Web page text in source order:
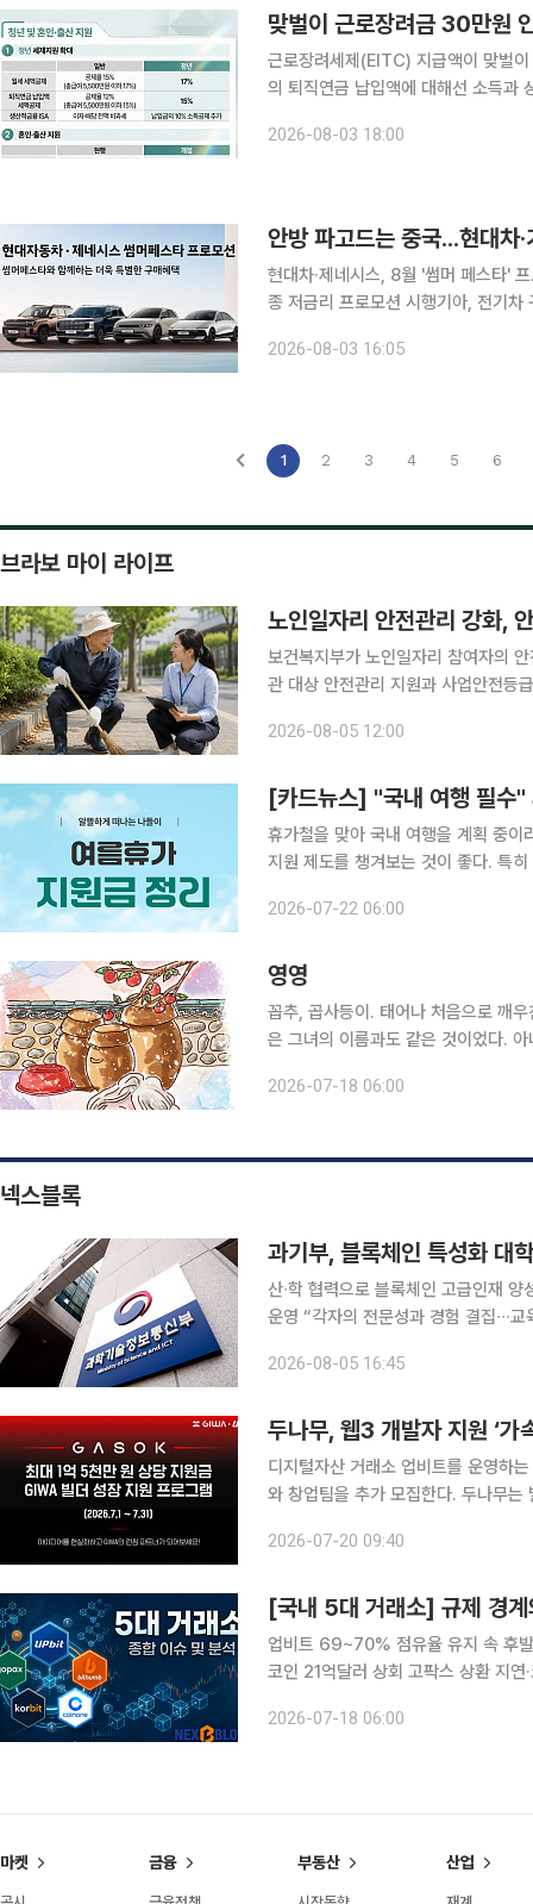
맞벌이 근로장려금 30만원
근로장려세제(EITC) 지급액이 맞벌
의 퇴직연금 납입액에 대해선 소득과 상관없이
2200만원에서 2600만원으로, 맞벌
2026-08-03 18:00
안방 파고드는 중국...현대차
현대차·제네시스, 8월 '썸머 페스타'
종 저금리 프로모션 시행기아, 전기
르게 영향력을 키우면서 현대자동차
2026-08-03 16:05
1 2 3 4 5 6
브라보 마이 라이프
노인일자리 안전관리 강화,
보건복지부가 노인일자리 참여자의
관 대상 안전관리 지원과 사업안전등
명을 수행기관과 지방정부에 배치한
2026-08-05 12:00
[카드뉴스] "국내 여행 필수
휴가철을 맞아 국내 여행을 계획 중이
지원 제도를 챙겨보는 것이 좋다. 특
지원 제도는 목적과 대상에 따라 다양
2026-07-22 06:00
영영
꼽추, 곱사등이. 태어나 처음으로 깨우친 단어들이었다. 할매의 왜
은 그녀의 이름과도 같은 것이었다.
쯤 됐던 것 같다. 그녀의 삶은 그녀
2026-07-18 06:00
넥스블록
과기부, 블록체인 특성화 대
산∙학 협력으로 블록체인 고급인재
운영 “각자의 전문성과 경험 결집∙∙∙교육∙실무 경험을 제공”
학(원) 지원사업’ 수행기관으로 2개
2026-08-05 16:45
두나무, 웹3 개발자 지원 ‘
디지털자산 거래소 업비트를 운영하
와 창업팀을 추가 모집한다. 두나무는 빌더와 개발자, 창업자를 대상으로 진행하는 개발자 지원 프
계에서 실제 서비스를 개발하고 메인
2026-07-20 09:40
[국내 5대 거래소] 규제 경
업비트 69~70% 점유율 유지 속 후
코인 21억달러 상회 고팍스 상환 지연·코빗 체질
고 있다는 점으로 압축된다. 1위 사업
2026-07-18 06:00
마켓 금융 부동산 산업